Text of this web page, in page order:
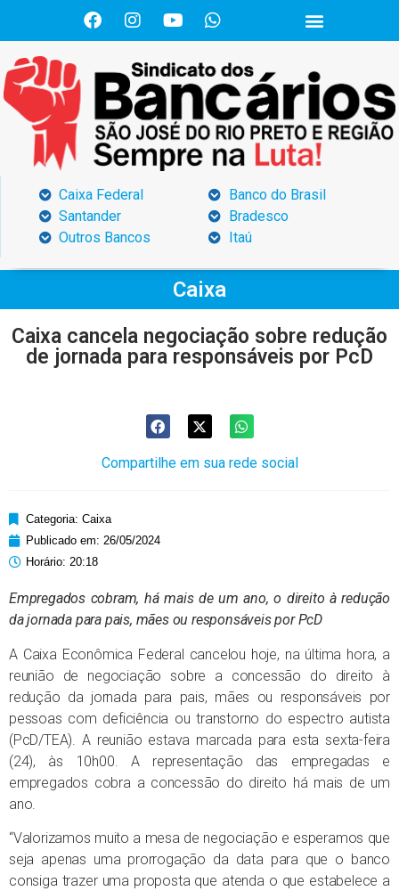
Caixa Federal
Santander
Outros Bancos
Banco do Brasil
Bradesco
Itaú
Caixa
Caixa cancela negociação sobre redução
de jornada para responsáveis por PcD
Compartilhe em sua rede social
Categoria: Caixa
Publicado em: 26/05/2024
Horário: 20:18
Empregados cobram, há mais de um ano, o direito à redução
da jornada para pais, mães ou responsáveis por PcD
A Caixa Econômica Federal cancelou hoje, na última hora, a
reunião de negociação sobre a concessão do direito à
redução da jornada para pais, mães ou responsáveis por
pessoas com deficiência ou transtorno do espectro autista
(PcD/TEA). A reunião estava marcada para esta sexta-feira
(24), às 10h00. A representação das empregadas e
empregados cobra a concessão do direito há mais de um
ano.
“Valorizamos muito a mesa de negociação e esperamos que
seja apenas uma prorrogação da data para que o banco
consiga trazer uma proposta que atenda o que estabelece a